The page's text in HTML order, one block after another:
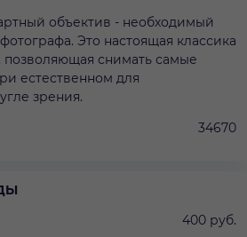
объектив - необходимый
Это настоящая классика
снимать самые
естественном для
зрения.
34670
400 руб.